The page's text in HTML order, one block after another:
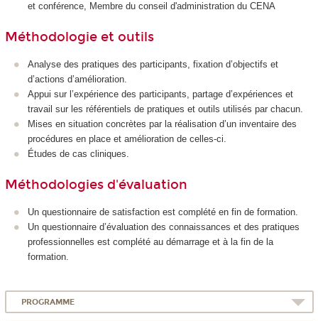
et conférence, Membre du conseil d'administration du CENA
Méthodologie et outils
Analyse des pratiques des participants, fixation d’objectifs et
d’actions d’amélioration.
Appui sur l’expérience des participants, partage d’expériences et
travail sur les référentiels de pratiques et outils utilisés par chacun.
Mises en situation concrètes par la réalisation d’un inventaire des
procédures en place et amélioration de celles-ci.
Études de cas cliniques.
Méthodologies d'évaluation
Un questionnaire de satisfaction est complété en fin de formation.
Un questionnaire d’évaluation des connaissances et des pratiques
professionnelles est complété au démarrage et à la fin de la
formation.
PROGRAMME